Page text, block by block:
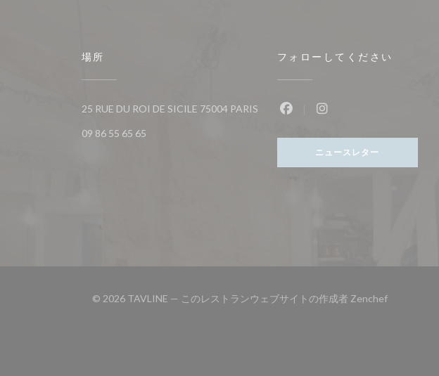
場所
25 RUE DU ROI DE SICILE 75004 PARIS((新しいウィンドウで開きます))
09 86 55 65 65
フォローしてください
Instagram ((新しい
ニュースレター
© 2026 TAVLINE — このレストランウェブサイトの作成者 Zenchef((新しいウ